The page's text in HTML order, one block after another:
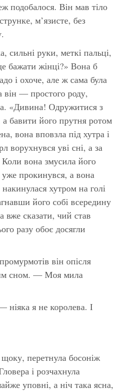
подобалося. Він мав тіло
м’язисте, без
сильні руки, меткі пальці,
бажати жінці?» Вона б
і охоче, але ж сама була
він — простого роду,
«Дивина! Одружитися з
бавити його прутня ротом
вона вповзла під хутра і
ворухнувся уві сні, а за
вона змусила його
уже прокинувся, а вона
хутром на голі
його собі всередину
вже сказати, чий став
разу обоє досягли
він опісля
сном. — Моя мила
я не королева. І
перетнула босоніж
і розчахнула
уповні, а ніч така ясна,